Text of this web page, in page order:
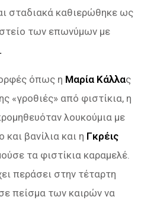
σταδιακά καθιερώθηκε ως
των επωνύμων με
όπως η Μαρία Κάλλας
«γροθιές» από φιστίκια, η
λουκούμια με
βανίλια και η Γκρέις
τα φιστίκια καραμελέ.
περάσει στην τέταρτη
πείσμα των καιρών να